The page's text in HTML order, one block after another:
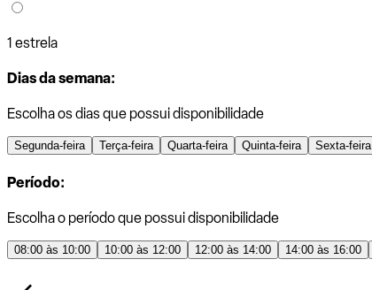
1 estrela
Dias da semana:
Escolha os dias que possui disponibilidade
Segunda-feira Terça-feira Quarta-feira Quinta-feira Sexta-feira
Período:
Escolha o período que possui disponibilidade
08:00 às 10:00 10:00 às 12:00 12:00 às 14:00 14:00 às 16:00